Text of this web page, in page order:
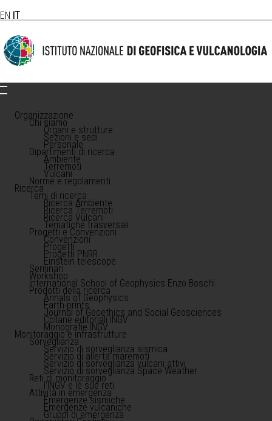
EN IT
Organizzazione
Chi siamo
Organi e strutture
Sezioni e sedi
Personale
Dipartimenti di ricerca
Ambiente
Terremoti
Vulcani
Norme e regolamenti
Ricerca
Temi di ricerca
Ricerca Ambiente
Ricerca Terremoti
Ricerca Vulcani
Tematiche trasversali
Progetti e Convenzioni
Convenzioni
Progetti
Progetti PNRR
Einstein telescope
Seminari
Workshop
International School of Geophysics Enzo Boschi
Prodotti della ricerca
Annals of Geophysics
Earth-prints
Journal of Geoethics and Social Geosciences
Collane editoriali INGV
Monografie INGV
Monitoraggio e infrastrutture
Sorveglianza
Servizio di sorveglianza sismica
Servizio di allerta maremoti
Servizio di sorveglianza vulcani attivi
Servizio di sorveglianza Space Weather
Reti di monitoraggio
l'INGV e le sue reti
Attività in emergenza
Emergenze sismiche
Emergenze vulcaniche
Gruppi di emergenza